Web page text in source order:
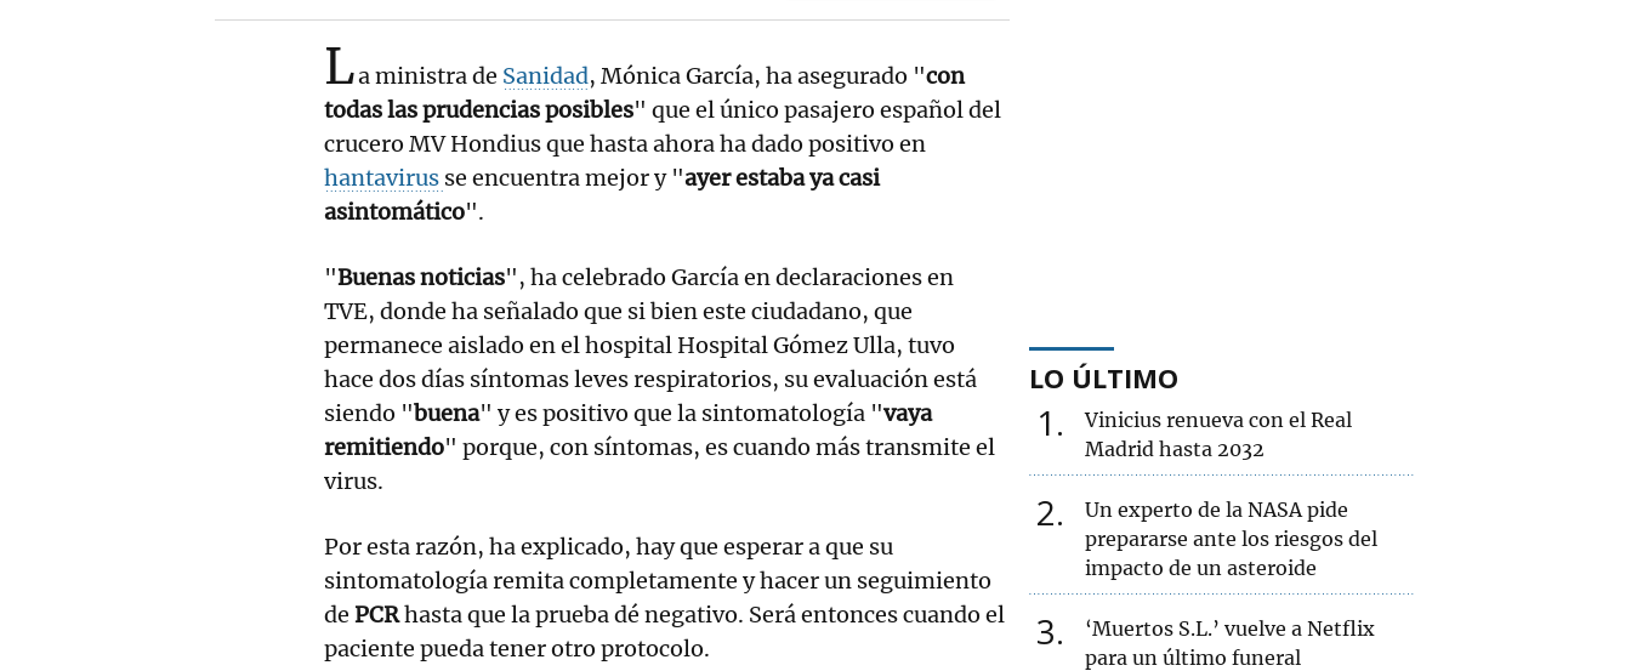
La ministra de Sanidad, Mónica García, ha asegurado "con
todas las prudencias posibles" que el único pasajero español del
crucero MV Hondius que hasta ahora ha dado positivo en
hantavirus se encuentra mejor y "ayer estaba ya casi
asintomático".
"Buenas noticias", ha celebrado García en declaraciones en
TVE, donde ha señalado que si bien este ciudadano, que
permanece aislado en el hospital Hospital Gómez Ulla, tuvo
hace dos días síntomas leves respiratorios, su evaluación está
siendo "buena" y es positivo que la sintomatología "vaya
remitiendo" porque, con síntomas, es cuando más transmite el
virus.
Por esta razón, ha explicado, hay que esperar a que su
sintomatología remita completamente y hacer un seguimiento
de PCRhasta que la prueba dé negativo. Será entonces cuando el
paciente pueda tener otro protocolo.
LO ÚLTIMO
1
Vinicius renueva con el Real
Madrid hasta 2032
2
Un experto de la NASA pide
prepararse ante los riesgos del
impacto de un asteroide
3
‘Muertos S.L.’ vuelve a Netflix
para un último funeral